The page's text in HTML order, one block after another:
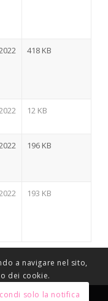
418 KB
12 KB
196 KB
193 KB
a navigare nel sito,
dei cookie.
solo la notifica